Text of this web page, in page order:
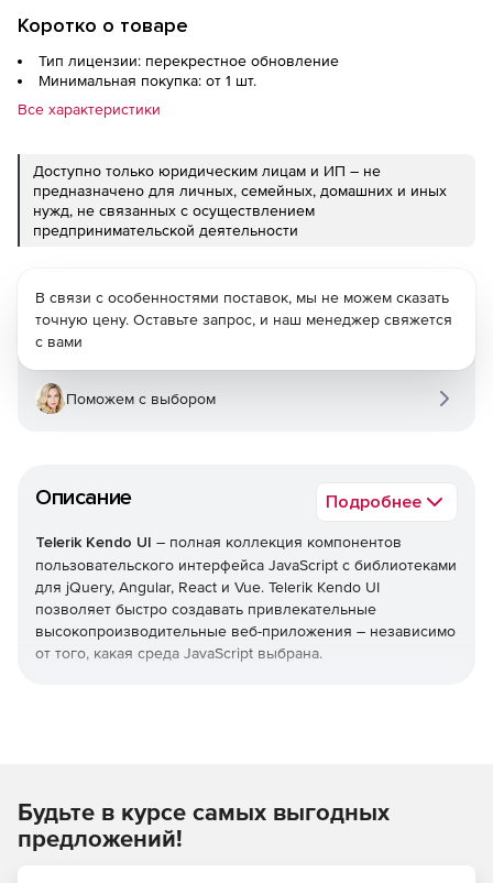
Коротко о товаре
Тип лицензии: перекрестное обновление
Минимальная покупка: от 1 шт.
Все характеристики
Доступно только юридическим лицам и ИП – не
предназначено для личных, семейных, домашних и иных
нужд, не связанных с осуществлением
предпринимательской деятельности
Описание Подробнее
Telerik Kendo UI – полная коллекция компонентов
пользовательского интерфейса JavaScript с библиотеками
для jQuery, Angular, React и Vue. Telerik Kendo UI
позволяет быстро создавать привлекательные
высокопроизводительные веб-приложения – независимо
от того, какая среда JavaScript выбрана.
обширной библиотеки при запуске нового
дизайна. Kendo UI позволяет экономить время,
интегрируя компоненты для обработки всех ключевых
В связи с особенностями поставок, мы не можем сказать
точную цену. Оставьте запрос, и наш менеджер свяжется
с вами
Поможем с выбором
Будьте в курсе самых выгодных
предложений!